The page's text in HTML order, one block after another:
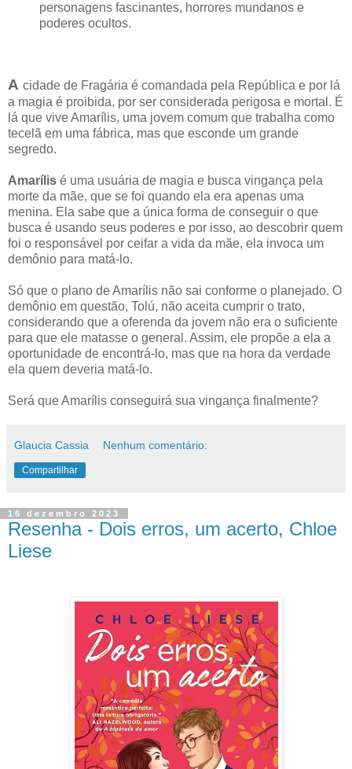
personagens fascinantes, horrores mundanos e
poderes ocultos.
A cidade de Fragária é comandada pela República e por lá
a magia é proibida, por ser considerada perigosa e mortal. É
lá que vive Amarílis, uma jovem comum que trabalha como
tecelã em uma fábrica, mas que esconde um grande
segredo.
Amarílis é uma usuária de magia e busca vingança pela
morte da mãe, que se foi quando ela era apenas uma
menina. Ela sabe que a única forma de conseguir o que
busca é usando seus poderes e por isso, ao descobrir quem
foi o responsável por ceifar a vida da mãe, ela invoca um
demônio para matá-lo.
Só que o plano de Amarílis não sai conforme o planejado. O
demônio em questão, Tolú, não aceita cumprir o trato,
considerando que a oferenda da jovem não era o suficiente
para que ele matasse o general. Assim, ele propõe a ela a
oportunidade de encontrá-lo, mas que na hora da verdade
ela quem deveria matá-lo.
Será que Amarílis conseguirá sua vingança finalmente?
Glaucia Cassia Nenhum comentário:
Compartilhar
16 dezembro 2023
Resenha - Dois erros, um acerto, Chloe
Liese